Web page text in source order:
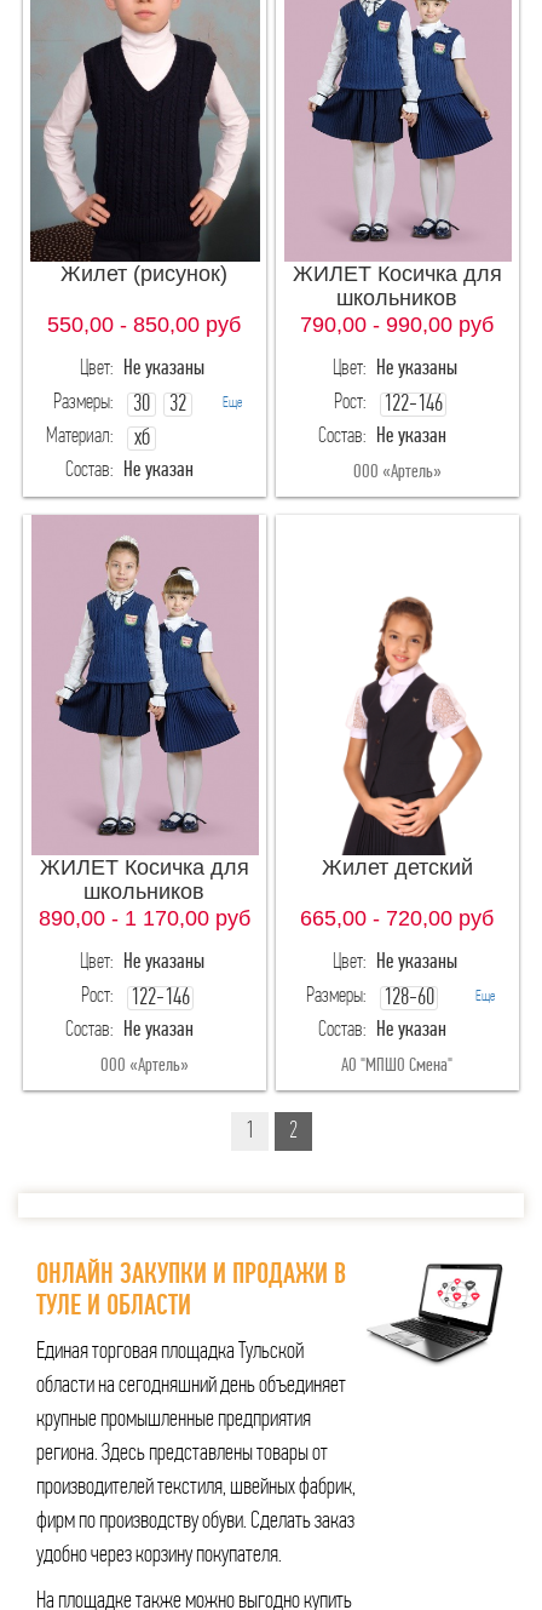
Жилет (рисунок)
550,00 - 850,00 руб
Цвет: Не указаны
Размеры:
30
32
34
Еще
Материал:
хб
меринос
Состав: Не указан
ЖИЛЕТ Косичка для
школьников
790,00 - 990,00 руб
Цвет: Не указаны
Рост:
122-146
152-170
176-190
Состав: Не указан
ООО «Артель»
ЖИЛЕТ Косичка для
школьников
890,00 - 1 170,00руб
Цвет: Не указаны
Рост:
122-146
152-170
176-190
Состав: Не указан
ООО «Артель»
Жилет детский
665,00 - 720,00 руб
Цвет: Не указаны
Размеры:
128-60
134-64
140-68
Еще
Состав: Не указан
АО "МПШО Смена"
1 2
ОНЛАЙН ЗАКУПКИ И ПРОДАЖИ В
ТУЛЕ И ОБЛАСТИ
Единая торговая площадка Тульской
области на сегодняшний день объединяет
крупные промышленные предприятия
региона. Здесь представлены товары от
производителей текстиля, швейных фабрик,
фирм по производству обуви. Сделать заказ
удобно через корзину покупателя.
На площадке также можно выгодно купить